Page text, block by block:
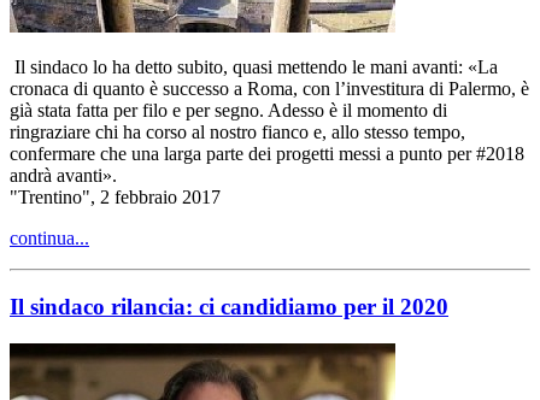
Il sindaco lo ha detto subito, quasi mettendo le mani avanti: «La
cronaca di quanto è successo a Roma, con l’investitura di Palermo, è
già stata fatta per filo e per segno. Adesso è il momento di
ringraziare chi ha corso al nostro fianco e, allo stesso tempo,
confermare che una larga parte dei progetti messi a punto per #2018
andrà avanti».
"Trentino", 2 febbraio 2017
continua...
Il sindaco rilancia: ci candidiamo per il 2020